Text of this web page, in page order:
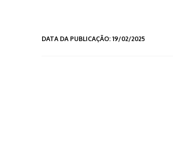
DATA DA PUBLICAÇÃO: 19/02/2025